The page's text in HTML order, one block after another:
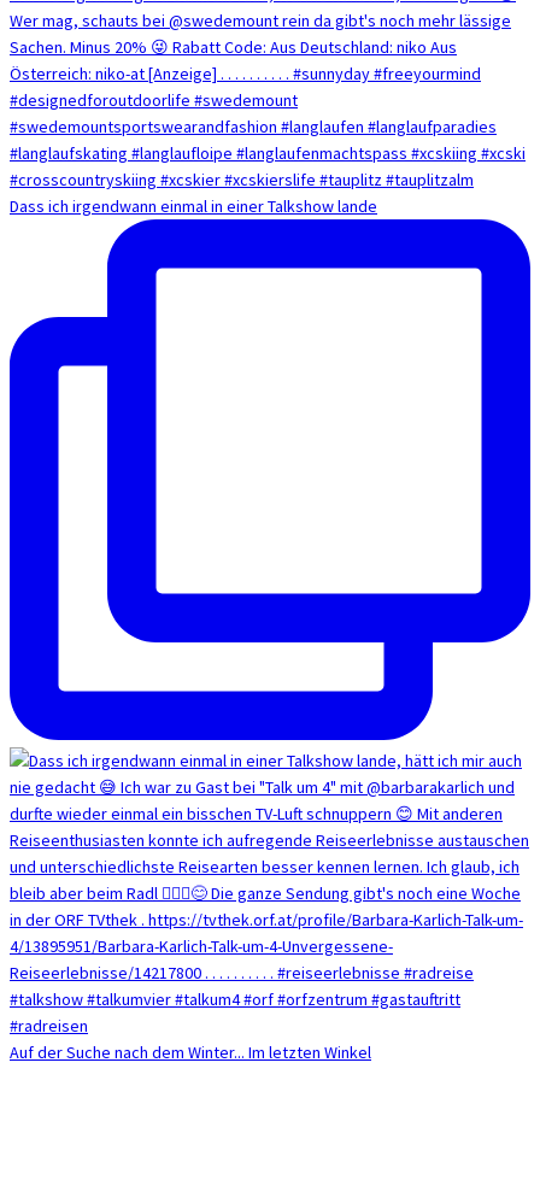
Dass ich irgendwann einmal in einer Talkshow lande
Auf der Suche nach dem Winter... Im letzten Winkel